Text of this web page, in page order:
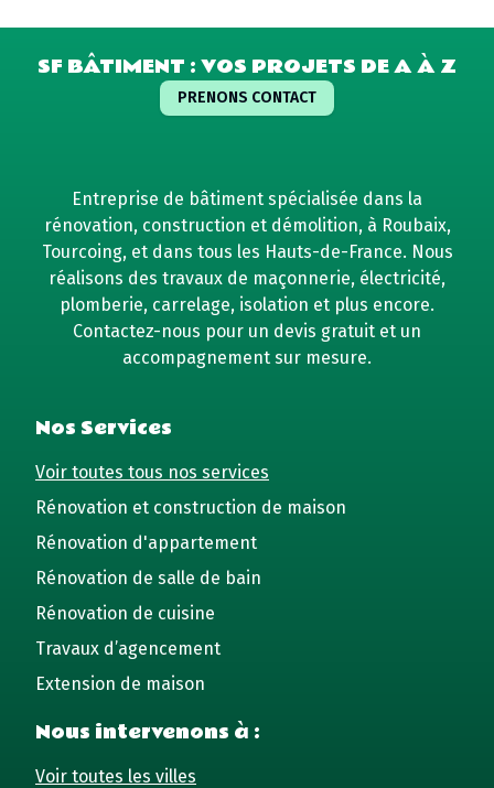
SF BÂTIMENT : VOS PROJETS DE A À Z
PRENONS CONTACT
Entreprise de bâtiment spécialisée dans la
rénovation, construction et démolition, à Roubaix,
Tourcoing, et dans tous les Hauts-de-France. Nous
réalisons des travaux de maçonnerie, électricité,
plomberie, carrelage, isolation et plus encore.
Contactez-nous pour un devis gratuit et un
accompagnement sur mesure.
Nos Services
Voir toutes tous nos services
Rénovation et construction de maison
Rénovation d'appartement
Rénovation de salle de bain
Rénovation de cuisine
Travaux d’agencement
Extension de maison
Nous intervenons à :
Voir toutes les villes